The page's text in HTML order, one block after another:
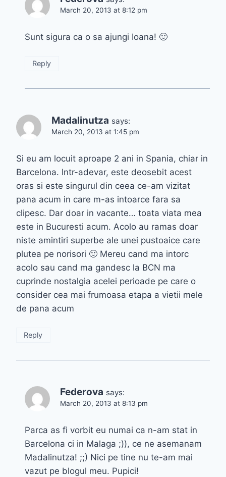
March 20, 2013 at 8:12 pm
Sunt sigura ca o sa ajungi Ioana! 🙂
Reply
Madalinutza says:
March 20, 2013 at 1:45 pm
Si eu am locuit aproape 2 ani in Spania, chiar in
Barcelona. Intr-adevar, este deosebit acest
oras si este singurul din ceea ce-am vizitat
pana acum in care m-as intoarce fara sa
clipesc. Dar doar in vacante… toata viata mea
este in Bucuresti acum. Acolo au ramas doar
niste amintiri superbe ale unei pustoaice care
plutea pe norisori 🙂 Mereu cand ma intorc
acolo sau cand ma gandesc la BCN ma
cuprinde nostalgia acelei perioade pe care o
consider cea mai frumoasa etapa a vietii mele
de pana acum
Reply
Federova says:
March 20, 2013 at 8:13 pm
Parca as fi vorbit eu numai ca n-am stat in
Barcelona ci in Malaga ;)), ce ne asemanam
Madalinutza! ;;) Nici pe tine nu te-am mai
vazut pe blogul meu. Pupici!